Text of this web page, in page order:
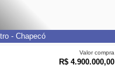
Valor compra
R$ 4.900.000,00
- Chapecó